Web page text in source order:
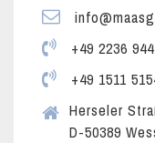
+49 2236
+49 1511
Herseler
D-50389